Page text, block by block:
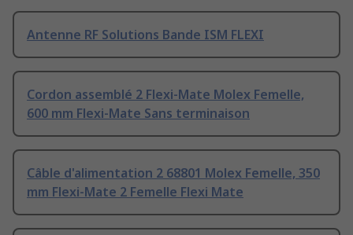
Antenne RF Solutions Bande ISM FLEXI
Cordon assemblé 2 Flexi-Mate Molex Femelle,
600 mm Flexi-Mate Sans terminaison
Câble d'alimentation 2 68801 Molex Femelle, 350
mm Flexi-Mate 2 Femelle Flexi Mate